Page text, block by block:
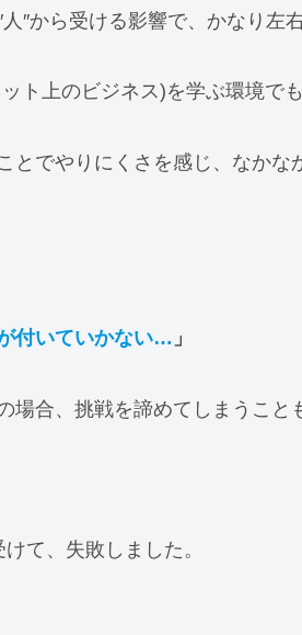
″から受ける影響で、かなり左
ト上のビジネス)を学ぶ環境でも
とでやりにくさを感じ、なかな
付いていかない… 」
場合、挑戦を諦めてしまうこと
て、失敗しました。